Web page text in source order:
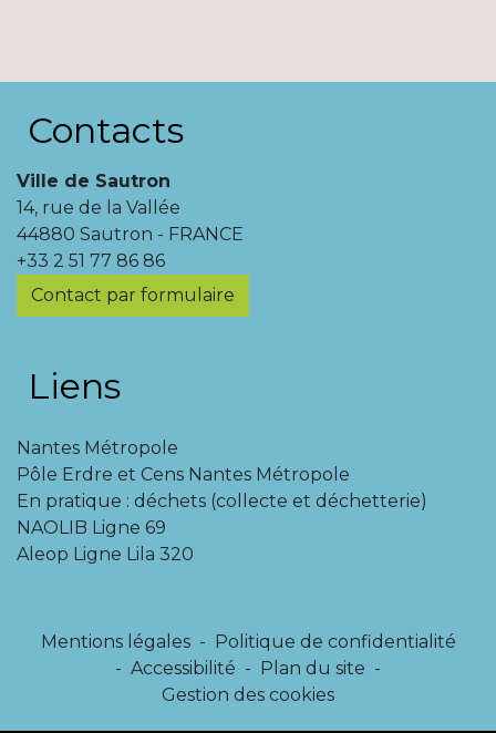
Contacts
Ville de Sautron
14, rue de la Vallée
44880 Sautron - FRANCE
+33 2 51 77 86 86
Contact par formulaire
Liens
Nantes Métropole
Pôle Erdre et Cens Nantes Métropole
En pratique : déchets (collecte et déchetterie)
NAOLIB Ligne 69
Aleop Ligne Lila 320
Mentions légales -
Politique de confidentialité
- Accessibilité - Plan du site -
Gestion des cookies